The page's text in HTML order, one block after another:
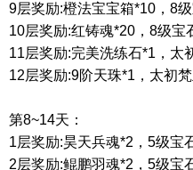
9层奖励:橙法宝宝箱*10，8
10层奖励:红铸魂*20，8级宝
11层奖励:完美洗练石*1，太
12层奖励:9阶天珠*1，太初
第8~14天：
1层奖励:昊天兵魂*2 ， 5级宝
2层奖励:鲲鹏羽魂*2 ， 5级宝